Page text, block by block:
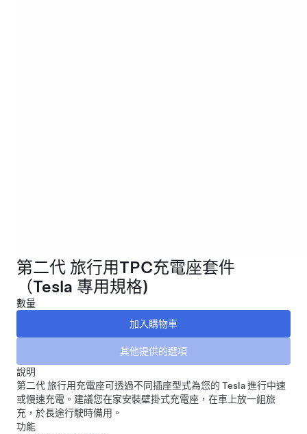
第二代 旅行用TPC充電座套件
（Tesla 專用規格)
數量
說明
第二代 旅行用充電座可透過不同插座型式為您的 Tesla 進行中速
或慢速充電。建議您在家安裝壁掛式充電座，在車上放一組旅
充，於長途行駛時備用。
功能